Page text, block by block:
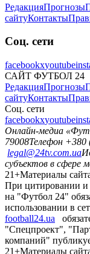
РедакцияПрогнозы
сайтуКонтакты
Соц. сети
facebookxyoutube
САЙТ ФУТБОЛ 24
РедакцияПрогнозы
сайтуКонтакты
Соц. сети
facebookxyoutube
Онлайн-медиа
79008Телефон +380
legal@24tv.com.ua
субъектов в сфере
21+Материалы
При цитировании и
на "Футбол 24"
использовании в
football24.ua
"Спецпроект",
компаний"
21+Материалы